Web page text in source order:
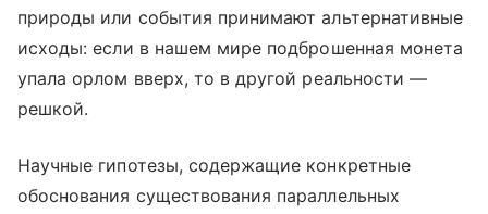
природы или события принимают альтернативные
исходы: если в нашем мире подброшенная монета
упала орлом вверх, то в другой реальности —
решкой.
Научные гипотезы, содержащие конкретные
обоснования существования параллельных